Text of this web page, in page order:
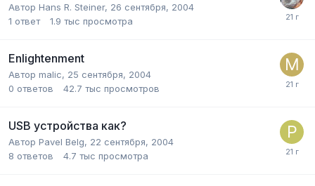
Автор Hans R. Steiner, 26 сентября, 2004
1 ответ 1.9 тыс просмотра
Enlightenment
Автор malic, 25 сентября, 2004
0 ответов 42.7 тыс просмотров
USB устройства как?
Автор Pavel Belg, 22 сентября, 2004
8 ответов 4.7 тыс просмотра